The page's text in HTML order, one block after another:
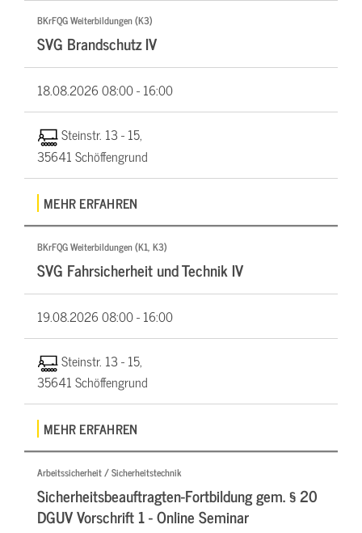
BKrFQG Weiterbildungen (K3)
SVG Brandschutz IV
18.08.202608:00 - 16:00
Steinstr. 13 - 15,
35641 Schöffengrund
MEHR ERFAHREN
BKrFQG Weiterbildungen (K1, K3)
SVG Fahrsicherheit und Technik IV
19.08.202608:00 - 16:00
Steinstr. 13 - 15,
35641 Schöffengrund
MEHR ERFAHREN
Arbeitssicherheit / Sicherheitstechnik
Sicherheitsbeauftragten-Fortbildung gem. § 20
DGUV Vorschrift 1 - Online Seminar